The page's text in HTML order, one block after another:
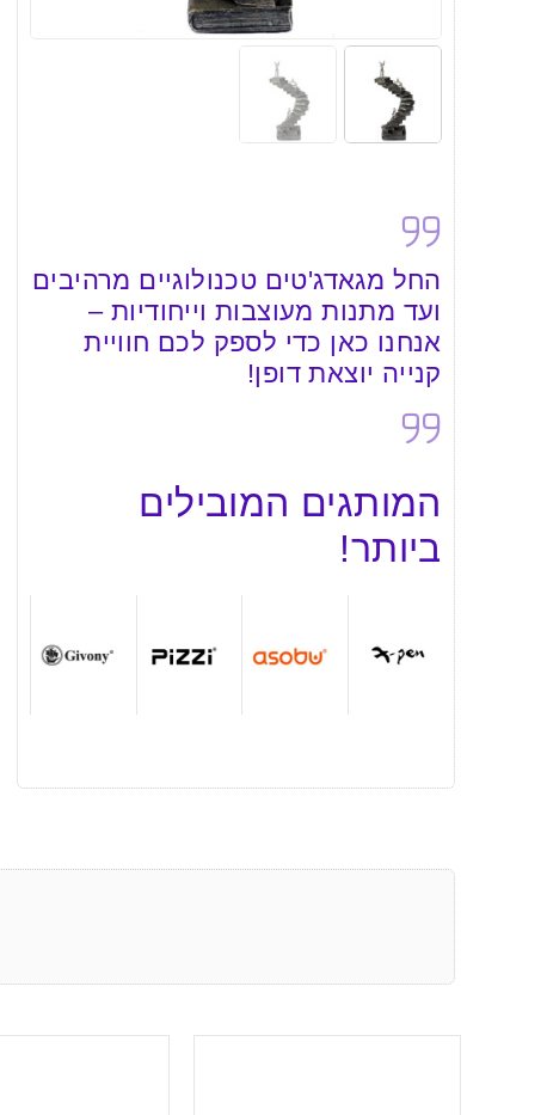
החל מגאדג'טים טכנולוגיים מרהיבים
ועד מתנות מעוצבות וייחודיות –
אנחנו כאן כדי לספק לכם חוויית
קנייה יוצאת דופן!
המותגים המובילים
ביותר!